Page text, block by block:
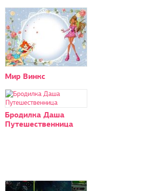
Мир Винкс
Бродилка Даша
Путешественница